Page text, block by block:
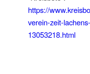
https://
verein-zeit-
13053218.html